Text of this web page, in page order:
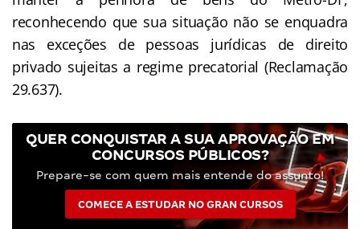
reconhecendo que sua situação não se enquadra
nas exceções de pessoas jurídicas de direito
privado sujeitas a regime precatorial (Reclamação
29.637).
QUER CONQUISTAR A SUA APROVAÇÃO EM
CONCURSOS PÚBLICOS?
Prepare-se com quem mais entende do assunto!
COMECE A ESTUDAR NO GRAN CURSOS